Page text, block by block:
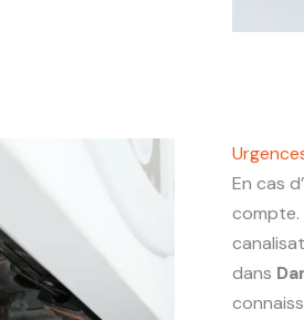
En cas
compte.
dans